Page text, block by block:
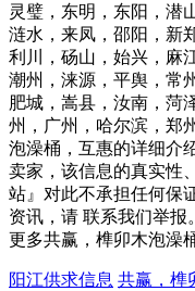
灵璧，东明，东阳，潜
涟水，来凤，邵阳，新
利川，砀山，始兴，麻
潮州，涞源，平舆，常
肥城，嵩县，汝南，菏
州，广州，哈尔滨，郑
泡澡桶，互惠的详细介
卖家，该信息的真实性
站』对此不承担任何保
资讯，请 联系我们举报
更多共赢，榫卯木泡澡
阳江供求信息 共赢，榫